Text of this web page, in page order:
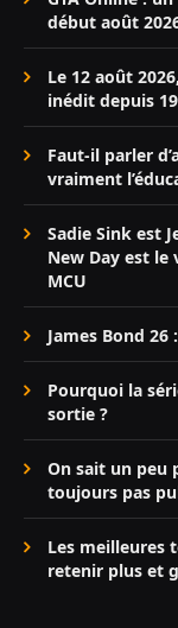
début août
Le 12 août
inédit depuis
Faut-il parler
vraiment
Sadie Sink est
New Day est le
MCU
James Bond
Pourquoi la
sortie ?
On sait un peu
toujours pas
Les meilleures
retenir plus et